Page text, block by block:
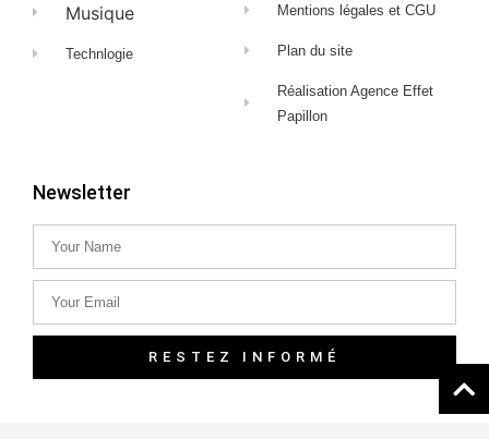
Musique
Technlogie
Mentions légales et CGU
Plan du site
Réalisation Agence Effet
Papillon
Newsletter
RESTEZ INFORMÉ